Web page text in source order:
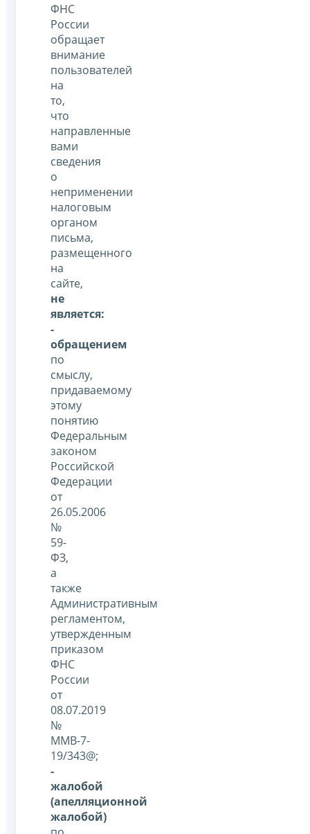
ФНС
России
обращает
внимание
пользователей
на
то,
что
направленные
вами
сведения
о
неприменении
налоговым
органом
письма,
размещенного
на
сайте,
не
является:
-
обращением
по
смыслу,
придаваемому
этому
понятию
Федеральным
законом
Российской
Федерации
от
26.05.2006
№
59-
ФЗ,
а
также
Административным
регламентом,
утвержденным
приказом
ФНС
России
от
08.07.2019
№
ММВ-7-
19/343@;
-
жалобой
(апелляционной
жалобой)